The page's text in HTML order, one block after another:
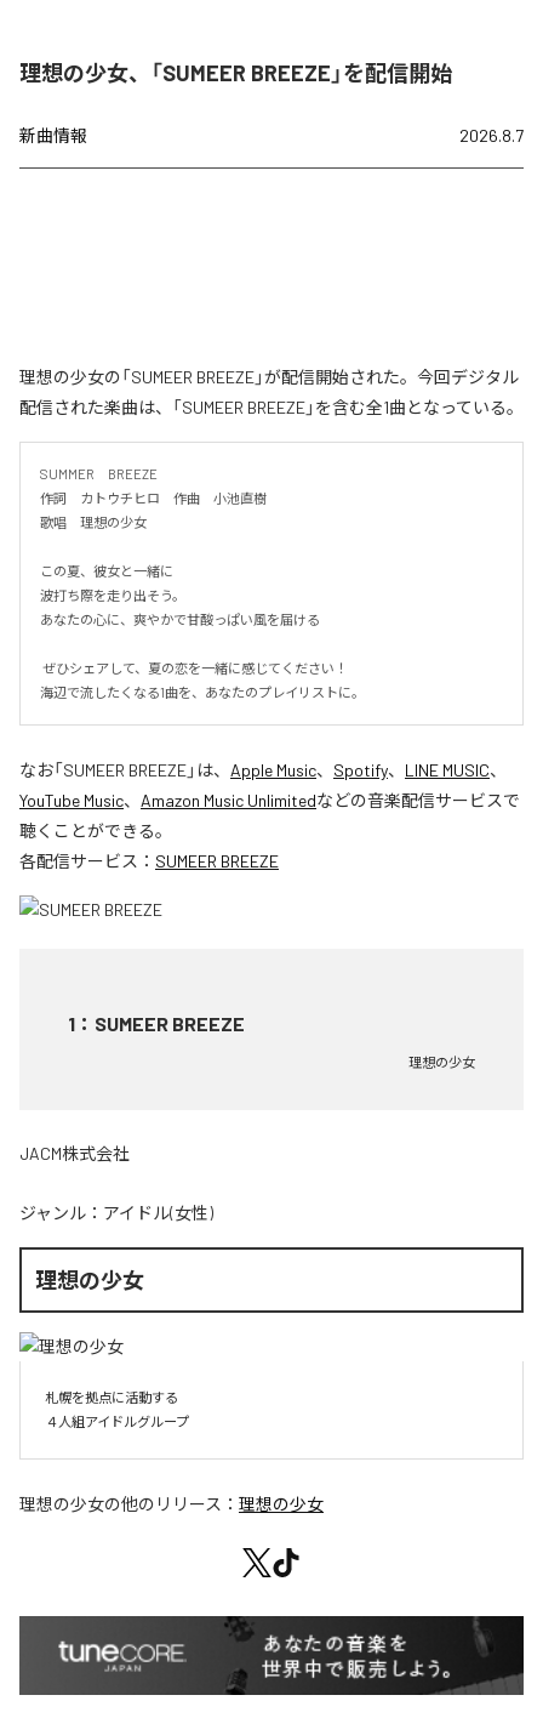
理想の少女、「SUMEER BREEZE」を配信開始
新曲情報 2026.8.7
理想の少女の「SUMEER BREEZE」が配信開始された。今回デジタル
配信された楽曲は、「SUMEER BREEZE」を含む全1曲となっている。
SUMMER　BREEZE
作詞　カトウチヒロ　作曲　小池直樹
歌唱　理想の少女
この夏、彼女と一緒に
波打ち際を走り出そう。
あなたの心に、爽やかで甘酸っぱい風を届ける
海辺で流したくなる1曲を、あなたのプレイリストに。
なお「SUMEER BREEZE」は、 Apple Music、 Spotify、 LINE MUSIC、
YouTube Music、 Amazon Music Unlimitedなどの音楽配信サービスで
聴くことができる。
各配信サービス： SUMEER BREEZE
1 ： SUMEER BREEZE
理想の少女
JACM株式会社
ジャンル： アイドル(女性)
理想の少女
札幌を拠点に活動する
４人組アイドルグループ
理想の少女の他のリリース： 理想の少女